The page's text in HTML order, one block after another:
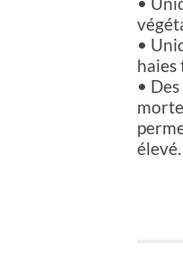
•
haies
•
élevé.